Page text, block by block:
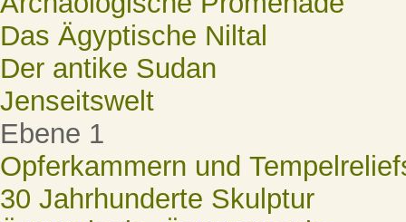
Das Ägyptische Niltal
Der antike Sudan
Jenseitswelt
Ebene 1
Opferkammern und
30 Jahrhunderte Skulptur